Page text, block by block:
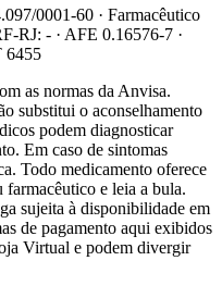
0001-60 · Farmacêutico
RJ: - · AFE 0.16576-7 ·
6455
as normas da Anvisa.
substitui o aconselhamento
podem diagnosticar
Em caso de sintomas
Todo medicamento oferece
farmacêutico e leia a bula.
sujeita à disponibilidade em
de pagamento aqui exibidos
Virtual e podem divergir